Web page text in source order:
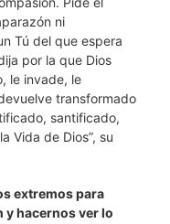
ni
Tú del que espera
por la que Dios
le invade, le
transformado
santificado,
Vida de Dios”, su
extremos para
y hacernos ver lo